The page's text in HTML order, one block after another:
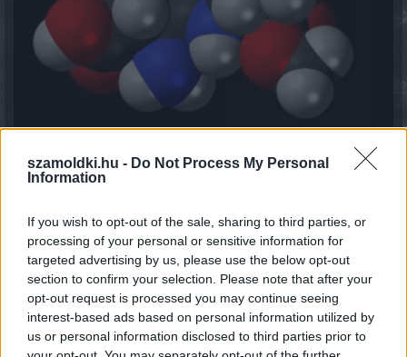
szamoldki.hu - Do Not Process My Personal
Information
If you wish to opt-out of the sale, sharing to third parties, or
processing of your personal or sensitive information for
targeted advertising by us, please use the below opt-out
section to confirm your selection. Please note that after your
opt-out request is processed you may continue seeing
interest-based ads based on personal information utilized by
us or personal information disclosed to third parties prior to
Kiderült, mennyi mindent jelenthet: itt az első országos